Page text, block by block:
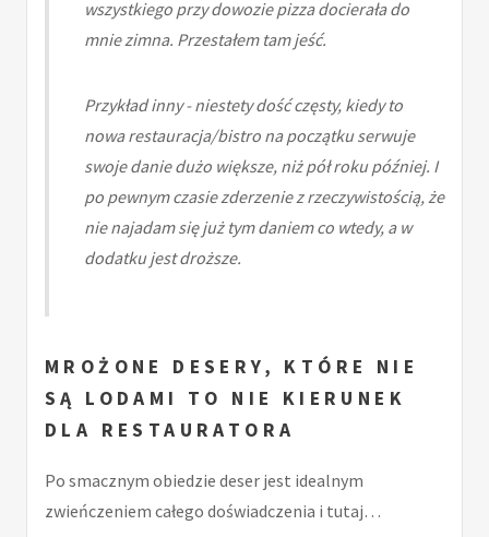
wszystkiego przy dowozie pizza docierała do
mnie zimna. Przestałem tam jeść.
Przykład inny - niestety dość częsty, kiedy to
nowa restauracja/bistro na początku serwuje
swoje danie dużo większe, niż pół roku później. I
po pewnym czasie zderzenie z rzeczywistością, że
nie najadam się już tym daniem co wtedy, a w
dodatku jest droższe.
MROŻONE DESERY, KTÓRE NIE
SĄ LODAMI TO NIE KIERUNEK
DLA RESTAURATORA
Po smacznym obiedzie deser jest idealnym
zwieńczeniem całego doświadczenia i tutaj…